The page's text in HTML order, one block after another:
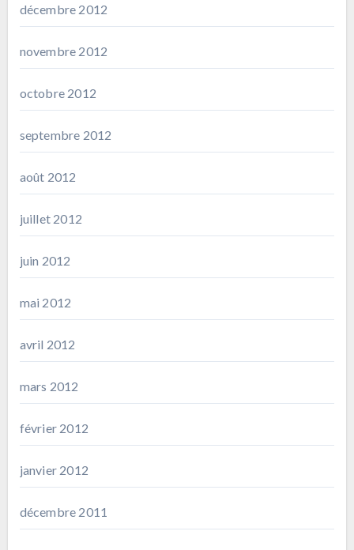
décembre 2012
novembre 2012
octobre 2012
septembre 2012
août 2012
juillet 2012
juin 2012
mai 2012
avril 2012
mars 2012
février 2012
janvier 2012
décembre 2011